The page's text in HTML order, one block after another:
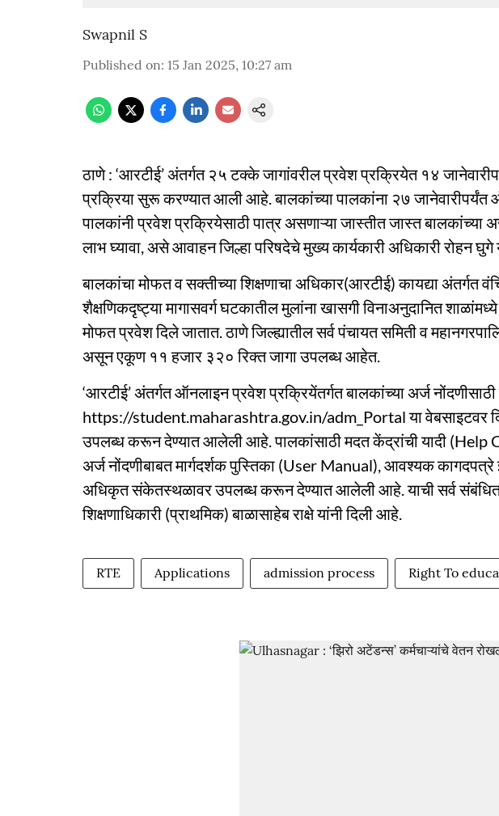
Swapnil S
Published on: 15 Jan 2025, 10:27 am
ठाणे : ‘आरटीई’ अंतर्गत २५ टक्के जागांवरील प्रवेश प्रक्रियेत १४
प्रक्रिया सुरू करण्यात आली आहे. बालकांच्या पालकांना २७
पालकांनी प्रवेश प्रक्रियेसाठी पात्र असणाऱ्या जास्तीत जास्त बालकांच्या
लाभ घ्यावा, असे आवाहन जिल्हा परिषदेचे मुख्य कार्यकारी अधिकारी रोहन
बालकांचा मोफत व सक्तीच्या शिक्षणाचा अधिकार(आरटीई) कायद्या अंतर्गत
शैक्षणिकदृष्ट्या मागासवर्ग घटकातील मुलांना खासगी विनाअनुदानित
मोफत प्रवेश दिले जातात. ठाणे जिल्ह्यातील सर्व पंचायत समिती व
असून एकूण ११ हजार ३२० रिक्त जागा उपलब्ध आहेत.
‘आरटीई’ अंतर्गत ऑनलाइन प्रवेश प्रक्रियेंतर्गत बालकांच्या अर्ज
https://student.maharashtra.gov.in/adm_Portal या वेबसाइटवर
उपलब्ध करून देण्यात आलेली आहे. पालकांसाठी मदत केंद्रांची यादी
अर्ज नोंदणीबाबत मार्गदर्शक पुस्तिका (User Manual), आवश्यक कागदपत्रे
अधिकृत संकेतस्थळावर उपलब्ध करून देण्यात आलेली आहे. याची सर्व
शिक्षणाधिकारी (प्राथमिक) बाळासाहेब राक्षे यांनी दिली आहे.
RTE Applications admission process Right To